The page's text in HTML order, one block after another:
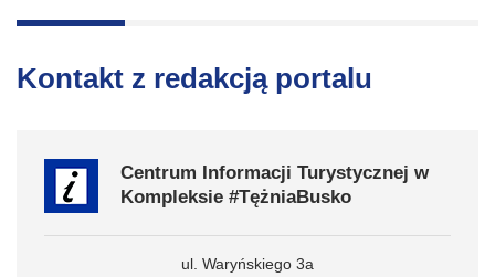
Kontakt z redakcją portalu
Centrum Informacji Turystycznej w
Kompleksie #TężniaBusko
ul. Waryńskiego 3a